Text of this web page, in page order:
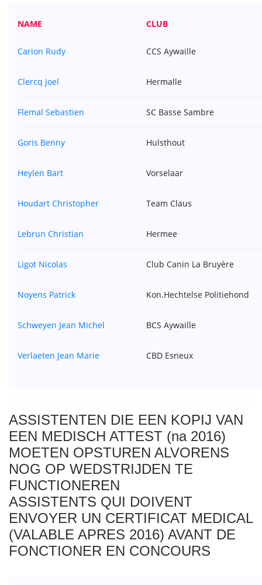
NAME CLUB
Carion Rudy CCS Aywaille
Clercq Joel Hermalle
Flemal Sebastien SC Basse Sambre
Goris Benny Hulsthout
Heylen Bart Vorselaar
Houdart Christopher Team Claus
Lebrun Christian Hermee
Ligot Nicolas Club Canin La Bruyère
Noyens Patrick Kon.Hechtelse Politiehond
Schweyen Jean Michel BCS Aywaille
Verlaeten Jean Marie CBD Esneux
ASSISTENTEN DIE EEN KOPIJ VAN
EEN MEDISCH ATTEST (na 2016)
MOETEN OPSTUREN ALVORENS
NOG OP WEDSTRIJDEN TE
FUNCTIONEREN
ASSISTENTS QUI DOIVENT
ENVOYER UN CERTIFICAT MEDICAL
(VALABLE APRES 2016) AVANT DE
FONCTIONER EN CONCOURS